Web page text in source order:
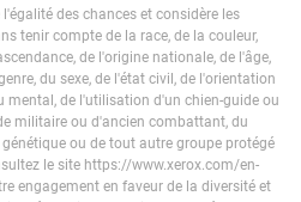
des chances et considère les
tenir compte de la race, de la couleur,
de l'origine nationale, de l'âge,
du sexe, de l'état civil, de l'orientation
mental, de l'utilisation d'un chien-guide ou
militaire ou d'ancien combattant, du
ou de tout autre groupe protégé
le site https://www.xerox.com/en-
engagement en faveur de la diversité et